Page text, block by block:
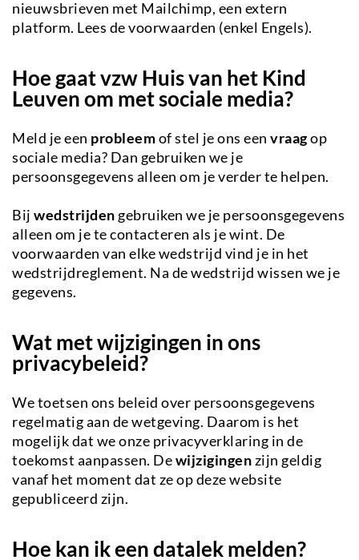
nieuwsbrieven met Mailchimp, een extern
platform. Lees de voorwaarden (enkel Engels).
Hoe gaat vzw Huis van het Kind
Leuven om met sociale media?
Meld je een probleemof stel je ons een vraagop
sociale media? Dan gebruiken we je
persoonsgegevens alleen om je verder te helpen.
Bij wedstrijden gebruiken we je persoonsgegevens
alleen om je te contacteren als je wint. De
voorwaarden van elke wedstrijd vind je in het
wedstrijdreglement. Na de wedstrijd wissen we je
gegevens.
Wat met wijzigingen in ons
privacybeleid?
We toetsen ons beleid over persoonsgegevens
regelmatig aan de wetgeving. Daarom is het
mogelijk dat we onze privacyverklaring in de
toekomst aanpassen. Dewijzigingenzijn geldig
vanaf het moment dat ze op deze website
gepubliceerd zijn.
Hoe kan ik een datalek melden?